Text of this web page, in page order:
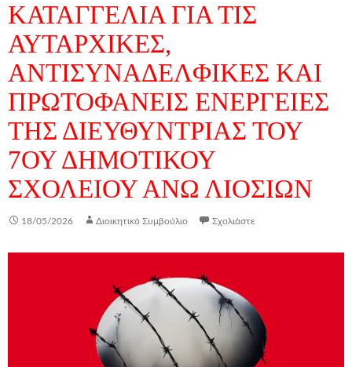
ΚΑΤΑΓΓΕΛΙΑ ΓΙΑ ΤΙΣ
ΑΥΤΑΡΧΙΚΕΣ,
ΑΝΤΙΣΥΝΑΔΕΛΦΙΚΕΣ ΚΑΙ
ΠΡΩΤΟΦΑΝΕΙΣ ΕΝΕΡΓΕΙΕΣ
ΤΗΣ ΔΙΕΥΘΥΝΤΡΙΑΣ ΤΟΥ
7ΟΥ ΔΗΜΟΤΙΚΟΥ
ΣΧΟΛΕΙΟΥ ΑΝΩ ΛΙΟΣΙΩΝ
18/05/2026 Διοικητικό Συμβούλιο Σχολιάστε